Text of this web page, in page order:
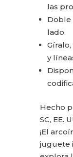
las
Doble
lado.
y
Hecho
SC, EE.
¡El
juguete